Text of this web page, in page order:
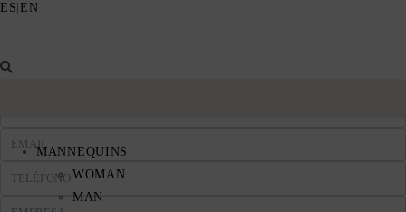
ES EN
MANNEQUINS
WOMAN
MAN